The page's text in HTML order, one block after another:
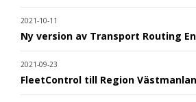
2021-10-11
Ny version av Transport Routing
2021-09-23
FleetControl till Region